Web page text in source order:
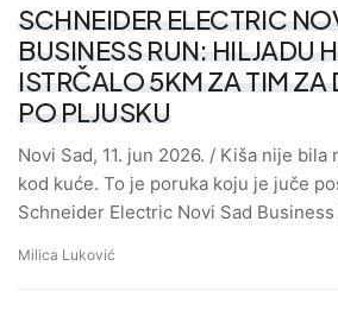
SCHNEIDER ELECTRIC
BUSINESS RUN: HILJADU
ISTRČALO 5KM ZA TIM ZA
PO PLJUSKU
Novi Sad, 11. jun 2026. / Kiša nije bila
kod kuće. To je poruka koju je juče
Schneider Electric Novi Sad
Milica Luković